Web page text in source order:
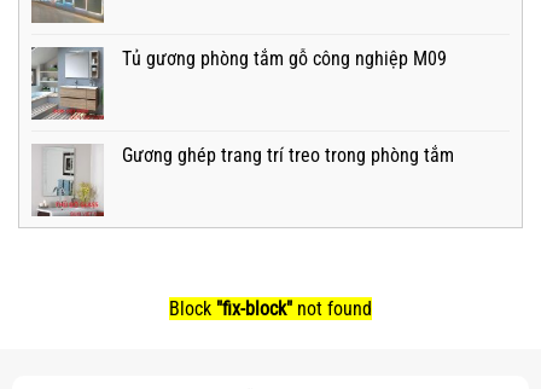
Tủ gương phòng tắm gỗ công nghiệp M09
Gương ghép trang trí treo trong phòng tắm
Block "fix-block" not found